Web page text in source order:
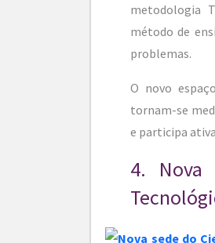
metodologia
método de
problemas.
O novo
tornam-se
e participa
4. Nova